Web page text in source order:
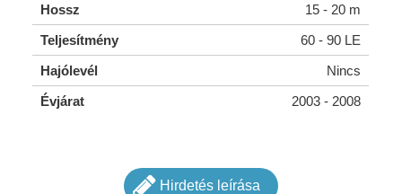
Hossz
15 - 20 m
Teljesítmény
60 - 90 LE
Hajólevél
Nincs
Évjárat
2003 - 2008
Hirdetés leírása